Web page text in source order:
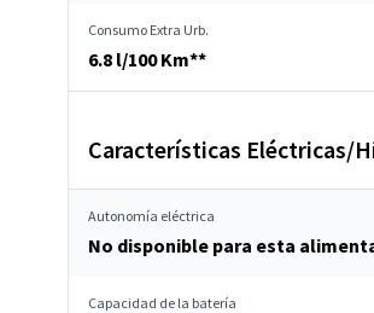
Consumo Extra Urb.
6.8 l/100 Km**
Características Eléctricas/
Autonomía eléctrica
No disponible para esta
Capacidad de la batería